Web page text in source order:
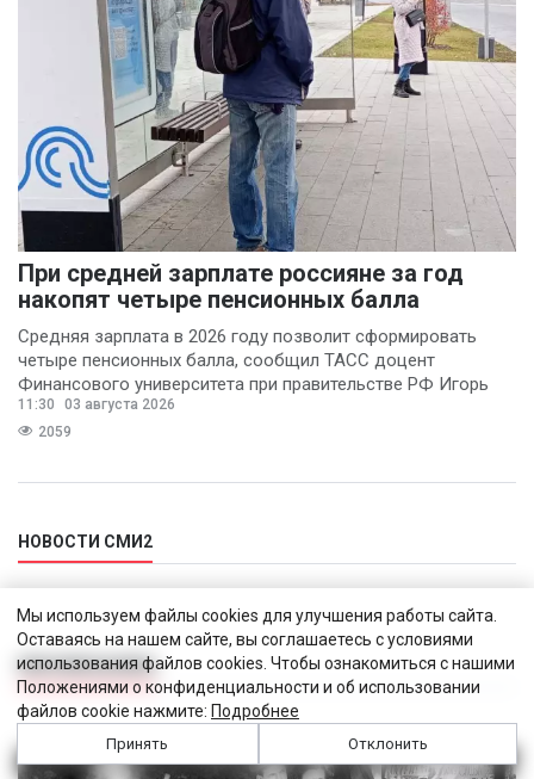
При средней зарплате россияне за год
накопят четыре пенсионных балла
Средняя зарплата в 2026 году позволит сформировать
четыре пенсионных балла, сообщил ТАСС доцент
Финансового университета при правительстве РФ Игорь
Балынин.
11:30
03 августа 2026
2059
НОВОСТИ СМИ2
КИНОМЕХАНИКА
Мы используем файлы cookies для улучшения работы сайта.
Оставаясь на нашем сайте, вы соглашаетесь с условиями
использования файлов cookies. Чтобы ознакомиться с нашими
Положениями о конфиденциальности и об использовании
файлов cookie нажмите: Подробнее
Принять Отклонить